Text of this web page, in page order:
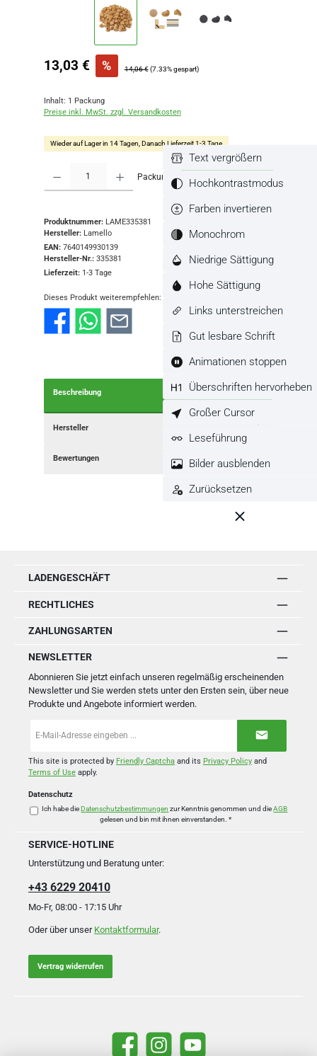
Verkaufspreis:
13,03 € % Regulärer Preis:
14,06 € (7.33% gespart)
Inhalt: 1 Packung
Preise inkl. MwSt. zzgl. Versandkosten
Wieder auf Lager in 14 Tagen, Danach Lieferzeit 1-3 Tage
Packung In den Warenkorb
Produktnummer: LAME335381
Hersteller: Lamello
EAN: 7640149930139
Hersteller-Nr.: 335381
Lieferzeit: 1-3 Tage
Dieses Produkt weiterempfehlen:
Beschreibung
Hersteller
Bewertungen
LADENGESCHÄFT
RECHTLICHES
ZAHLUNGSARTEN
NEWSLETTER
Abonnieren Sie jetzt einfach unseren regelmäßig erscheinenden
Newsletter und Sie werden stets unter den Ersten sein, über neue
Produkte und Angebote informiert werden.
Mail-
*
This site is protected by Friendly Captcha and its Privacy Policy and
Terms of Use apply.
Datenschutz
Ich habe dieDatenschutzbestimmungen zur Kenntnis genommen und dieAGB
gelesen und bin mit ihnen einverstanden. *
SERVICE-HOTLINE
Unterstützung und Beratung unter:
+43 6229 20410
Mo-Fr, 08:00 - 17:15 Uhr
Oder über unser Kontaktformular.
Vertrag widerrufen
Facebook Instagram YouTube
Text vergrößern
Hochkontrastmodus
Farben invertieren
Monochrom
Niedrige Sättigung
Hohe Sättigung
Links unterstreichen
Gut lesbare Schrift
Animationen stoppen
Überschriften hervorheben
Großer Cursor
Leseführung
Bilder ausblenden
Zurücksetzen